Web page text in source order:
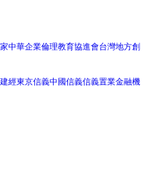
中華企業倫理教育協進會台灣地方創
經東京信義中國信義信義置業金融機